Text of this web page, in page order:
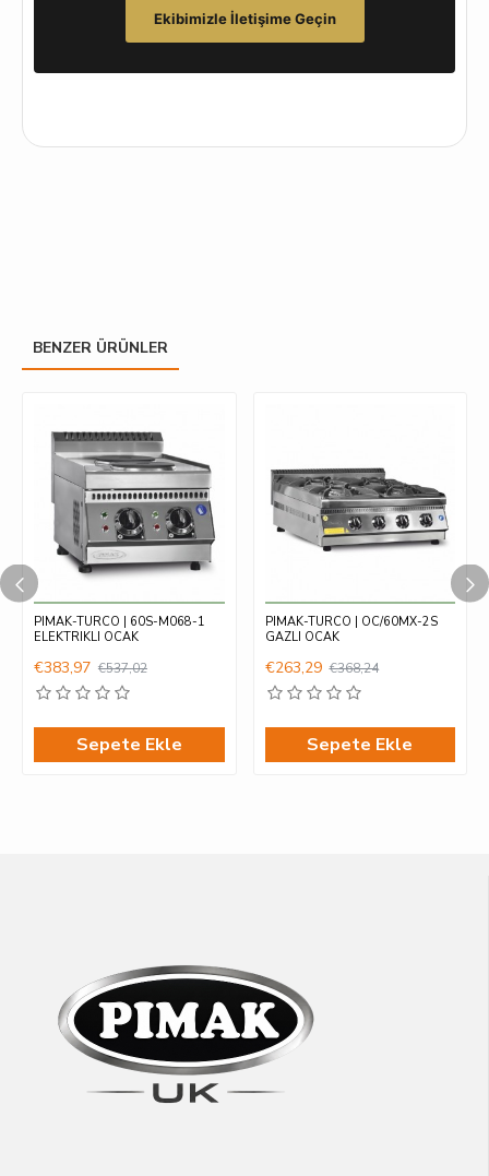
Ekibimizle İletişime Geçin
BENZER ÜRÜNLER
PIMAK-TURCO | 60S-M068-1
ELEKTRIKLI OCAK
€383,97 €537,02
Sepete Ekle
PIMAK-TURCO | OC/60MX-2S
GAZLI OCAK
€263,29 €368,24
Sepete Ekle